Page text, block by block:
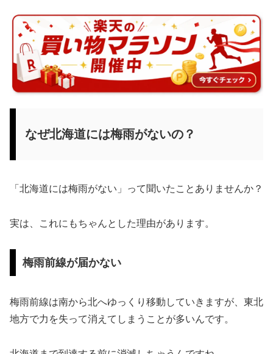
なぜ北海道には梅雨がないの？
「北海道には梅雨がない」って聞いたことありませんか？
実は、これにもちゃんとした理由があります。
梅雨前線が届かない
梅雨前線は南から北へゆっくり移動していきますが、東北
地方で力を失って消えてしまうことが多いんです。